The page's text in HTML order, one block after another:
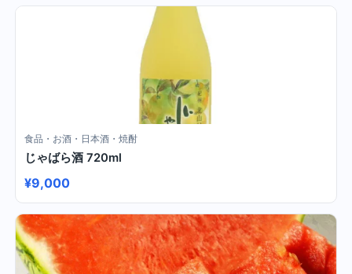
食品・お酒・日本酒・焼酎
じゃばら酒 720ml
¥9,000